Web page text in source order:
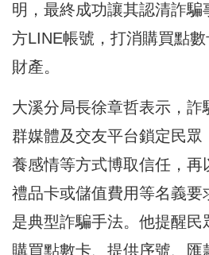
明，最終成功讓其認清詐騙
方LINE帳號，打消購買點
財產。
大溪分局長徐章哲表示，詐
群媒體及交友平台鎖定民眾
養感情等方式博取信任，再
禮品卡或儲值費用等名義要
是典型詐騙手法。他提醒民
購買點數卡、提供序號、匯